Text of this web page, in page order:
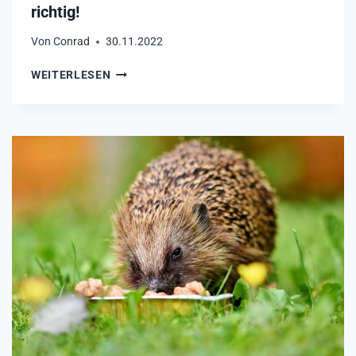
richtig!
Von Conrad 30.11.2022
WEITERLESEN
B
S
F
Ü
T
T
E
R
N
–